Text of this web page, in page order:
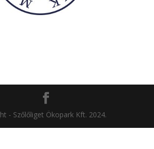
- Szőlőliget Ökopark Kft. 2024.